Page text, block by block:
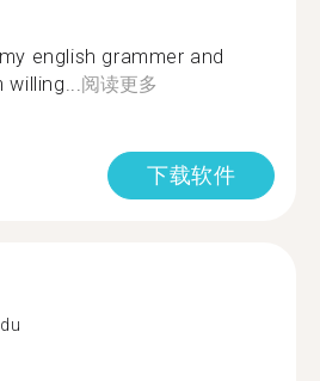
english grammer and
阅读更多
下载软件